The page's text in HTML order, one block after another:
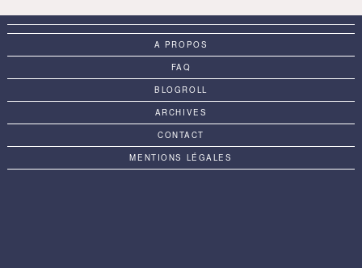
A PROPOS
FAQ
BLOGROLL
ARCHIVES
CONTACT
MENTIONS LÉGALES